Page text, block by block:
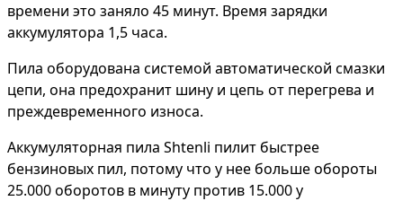
времени это заняло 45 минут. Время зарядки
аккумулятора 1,5 часа.
Пила оборудована системой автоматической смазки
цепи, она предохранит шину и цепь от перегрева и
преждевременного износа.
Аккумуляторная пила Shtenli пилит быстрее
бензиновых пил, потому что у нее больше обороты
25.000 оборотов в минуту против 15.000 у